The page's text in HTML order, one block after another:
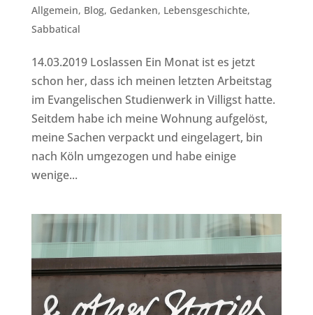
Allgemein, Blog, Gedanken, Lebensgeschichte,
Sabbatical
14.03.2019 Loslassen Ein Monat ist es jetzt
schon her, dass ich meinen letzten Arbeitstag
im Evangelischen Studienwerk in Villigst hatte.
Seitdem habe ich meine Wohnung aufgelöst,
meine Sachen verpackt und eingelagert, bin
nach Köln umgezogen und habe einige
wenige...